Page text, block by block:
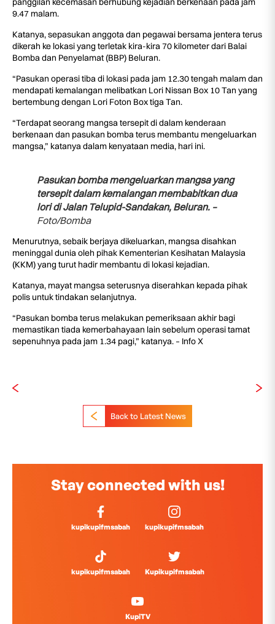
9.47 malam.
Katanya, sepasukan anggota dan pegawai bersama jentera terus
dikerah ke lokasi yang terletak kira-kira 70 kilometer dari Balai
Bomba dan Penyelamat (BBP) Beluran.
“Pasukan operasi tiba di lokasi pada jam 12.30 tengah malam dan
mendapati kemalangan melibatkan Lori Nissan Box 10 Tan yang
bertembung dengan Lori Foton Box tiga Tan.
“Terdapat seorang mangsa tersepit di dalam kenderaan
berkenaan dan pasukan bomba terus membantu mengeluarkan
mangsa,” katanya dalam kenyataan media, hari ini.
Pasukan bomba mengeluarkan mangsa yang
tersepit dalam kemalangan membabitkan dua
lori di Jalan Telupid-Sandakan, Beluran. –
Foto/Bomba
Menurutnya, sebaik berjaya dikeluarkan, mangsa disahkan
meninggal dunia oleh pihak Kementerian Kesihatan Malaysia
(KKM) yang turut hadir membantu di lokasi kejadian.
Katanya, mayat mangsa seterusnya diserahkan kepada pihak
polis untuk tindakan selanjutnya.
“Pasukan bomba terus melakukan pemeriksaan akhir bagi
memastikan tiada kemerbahayaan lain sebelum operasi tamat
sepenuhnya pada jam 1.34 pagi,” katanya. – Info X
Back to Latest News
Stay connected with us!
kupikupifmsabah kupikupifmsabah
kupikupifmsabah Kupikupifmsabah
KupiTV